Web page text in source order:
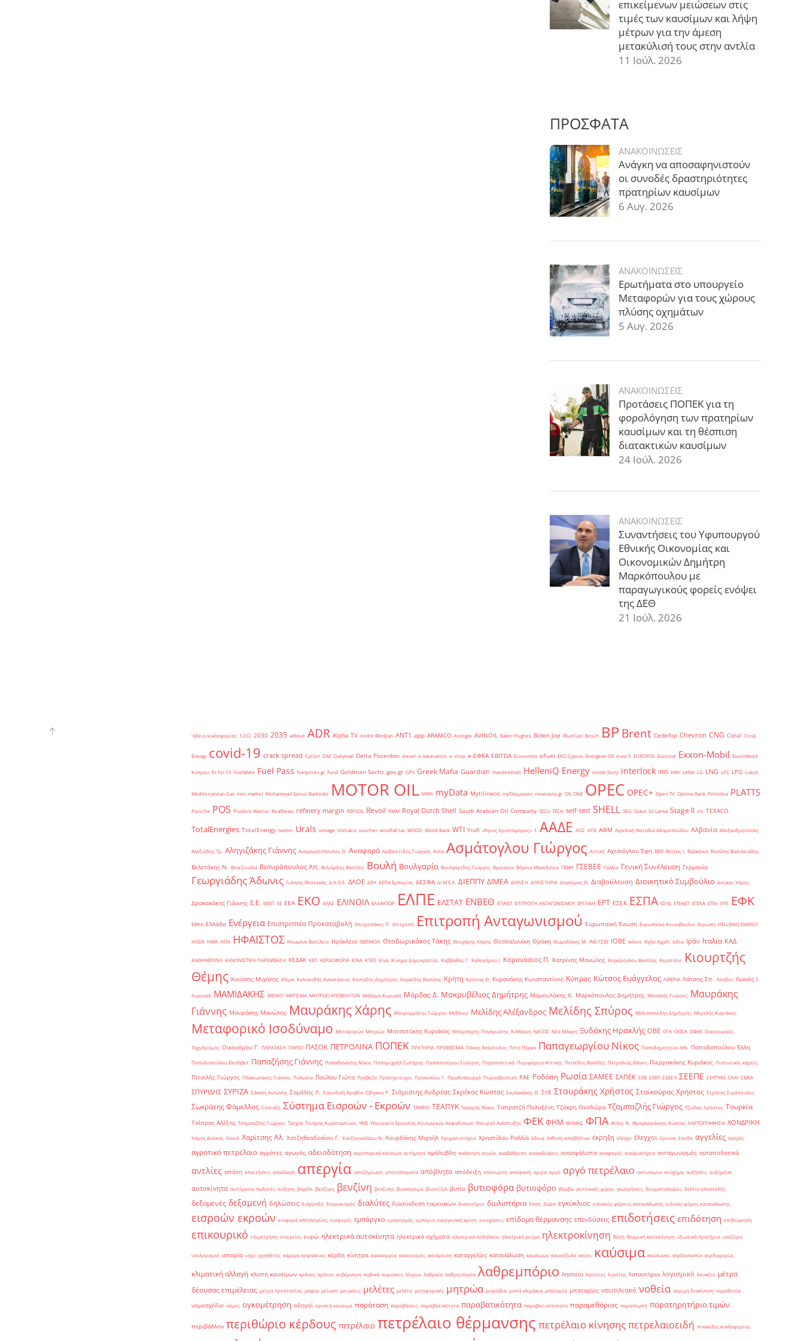
επικείμενων μειώσεων στις
τιμές των καυσίμων και λήψη
μέτρων για την άμεση
μετακύλισή τους στην αντλία
11 Ιούλ. 2026
ΠΡΟΣΦΑΤΑ
ΑΝΑΚΟΙΝΩΣΕΙΣ
Ανάγκη να αποσαφηνιστούν
οι συνοδές δραστηριότητες
πρατηρίων καυσίμων
6 Αυγ. 2026
ΑΝΑΚΟΙΝΩΣΕΙΣ
Ερωτήματα στο υπουργείο
Μεταφορών για τους χώρους
πλύσης οχημάτων
5 Αυγ. 2026
ΑΝΑΚΟΙΝΩΣΕΙΣ
Προτάσεις ΠΟΠΕΚ για τη
φορολόγηση των πρατηρίων
καυσίμων και τη θέσπιση
διατακτικών καυσίμων
24 Ιούλ. 2026
ΑΝΑΚΟΙΝΩΣΕΙΣ
Συναντήσεις του Υφυπουργού
Εθνικής Οικονομίας και
Οικονομικών Δημήτρη
Μαρκόπουλου με
παραγωγικούς φορείς ενόψει
της ΔΕΘ
21 Ιούλ. 2026
'άδεια κυκλοφορίας 1202 2030 2035 adblue ADR Alpha TV Andre Bledjian ANT1 app ARAMCO Autogas AVINOIL Baker Hughes Biden Joe BlueFuel Bosch BPBrent Cedefop Chevron CNG Coral Coral
Energy covid-19 crack spread Cyclon DAF Dailymail Delta Poseidon diesel e-katanalotis e-shop e-ΕΦΚΑ EBITDA Economist eFuel EKO Cyprus Energean Oil euro 5 EUROPOL Eurostat Exxon-Mobil ExxonMobil
Κύπρου fit for 55 FuelMate Fuel Pass fuelprices.gr fund Goldman Sachs gov.gr GPS Greek Mafia Guardian Handelsblatt HelleniQ Energy Inside Story interlock IRIS kWh LANA LG LNG LPC LPG Lukoil
Mediterranean Gas mini market Mohammad Sanusi Barkindo MOTOR OIL MWh myData Mytilineos myΘέρμανση newsauto.gr OIL ONE OPEC OPEC+ Open TV Optima Bank Petrolina PLATTS
Porsche POS Prudent Warrior RealNews refinery margin REPSOL Revoil RMM Royal Dutch Shell Saudi Arabian Oil Company SECU-TECH self-test SHELL SKG Sokol Sri Lanka Stage II sts TEXACO
TotalEnergies TotalEnergy twitter Urals vintage Viohalco voucher windfall tax WOOD World Bank WTI Yiufi «Άγιος Χριστόφορος» ΄1 ΑΑΔΕ ΑΟΖ ΑΠΕ ΑΦΜ Αγγελική Ναταλία Αδαμοπούλου Αλβανία Αλεξανδρούπολη
Αλεξιάδης Τρ. Αληγιζάκης Γιάννης Αναγνωστόπουλος Θ. Αναφορά Αρβανιτίδης Γιώργος Ασία Ασμάτογλου Γιώργος Αττική Αχτσιόγλου Έφη ΒΕΘ Βέττας Ι. Βαλκάνια Βασίλης Βασιλειάδης
Βελετάκης Ν. Βενεζουέλα Βεσυρόπουλος Απ. Βιλιάρδος Βασίλης Βουλή Βουλγαρία Βουλγαρίδης Γιώργος Βρετανία Βόρεια Μακεδονία ΓΕΜΗ ΓΣΕΒΕΕ Γαλλία Γενική Συνέλευση Γερμανία
Γεωργιάδης Άδωνις Γιάννης Θεοτοκάς Δ.Α.Ο.Ε. ΔΑΟΕ ΔΕΗ ΔΕΠΑ Εμπορίας ΔΕΣΦΑ ΔΙ.Μ.Ε.Α. ΔΙΕΠΠΥ ΔΙΜΕΑ ΔΙΥΛΙΣΗ ΔΙΥΛΙΣΤΗΡΙΑ Δαγούμας Θ. Διαβούλευση Διοικητικό Συμβούλιο Δούκας Χάρης
Δρακακάκης Γιάννης Ε.Ε. ΕΒΕΠ ΕΕ ΕΕΑ ΕΚΟ ΕΛΑΣ ΕΛΙΝΟΙΛ ΕΛΛΑΚΤΩΡ ΕΛΠΕ ΕΛΣΤΑΤ ΕΝΒΕΘ ΕΠΑΝΤ ΕΠΙΤΡΟΠΗ ΑΝΤΑΓΩΝΙΣΜΟΥ ΕΡΓΑΝΗ ΕΡΤ ΕΣΕΚ ΕΣΠΑ ΕΣΥΔ ΕΤΕΑΕΠ ΕΤΕΚΑ ΕΤΕπ ΕΥΠ ΕΦΚ
ΕΦΚΑ Ελλάδα Ενέργεια Επιστρεπτέα Προκαταβολή Επιτροπάκης Π. Επιτροπή Επιτροπή Ανταγωνισμού Ευρωπαϊκή Ένωση Ευρωπαϊκό Κοινοβούλιο Ευρώπη ΗELLENiQ ENERGY
ΗΛΕΙΑ ΗΜΑ ΗΠΑ ΗΦΑΙΣΤΟΣ Ηνωμένο Βασίλειο Ηράκλειο ΘΕΡΜΟΙΛ Θεοδωρικάκος Τάκης Θεοχάρης Χάρης Θεσσαλονίκη Θράκη Θωμαδάκης Μ. ΙΝΕ-ΓΣΕΕ ΙΟΒΕ Ικόνιο Ιλχάν Αχμέτ Ινδία Ιράν Ιταλία ΚΑΔ
ΚΑΘΗΜΕΡΙΝΗ ΚΑΝΟΝΙΣΤΙΚΗ ΠΑΡΕΜΒΑΣΗ ΚΕΔΑΚ ΚΕΠ ΚΕΡΔΟΦΟΡΙΑ ΚΙΝΑ ΚΤΕΟ Κίνα Κίνημα Δημοκρατίας Καββαθάς Γ. Καλογήρου Ι. Καρανάσιος Π. Κατρίνης Μανώλης Κεγκέρογλου Βασίλης Κερατσίνι
Κιουρτζής
Θέμης Κιούσης Μιχάλης Κλίμα Κολοκυθάς Αναστάσιος Κονταξής Δημήτρης Κορκίδης Βασίλης Κρήτη Κρίντας Θ. Κυρανάκης Κωνσταντίνος Κύπρος Κώτσος Ευάγγελος ΛΙΒΕΡΙΑ Λάτσης Σπ. Λέσβος Λιανός Ι.
Λιμενικό ΜΑΜΙΔΑΚΗΣ ΜΕΛΚΟ ΜΕΡΙΣΜΑ ΜΗΤΡΩΟ ΑΠΟΒΛΗΤΩΝ Μάλαμα Κυριακή Μάρδας Δ. Μακρυβέλιος Δημήτρης Μαμουλάκης Χ. Μαρκόπουλος Δημήτρης Μασαλής Γιώργος Μαυράκης
Γιάννης Μαυράκης Μανώλης Μαυράκης Χάρης Μαυρομμάτης Γιώργος Μεθάνιο Μελίδης Αλέξανδρος Μελίδης Σπύρος Μελισσανίδης Δημήτρης Μερελής Κυριάκος
Μεταφορικό Ισοδύναμο Μεταφορών Μητρώο Μητσοτάκης Κυριάκος Μπόμπορης Παναγιώτης Ν.Μάκρη ΝΑΞΟΣ Νέα Μάκρη Ξυδάκης Ηρακλής ΟΒΕ ΟΓΑ ΟΟΣΑ ΟΦΑΕ Οικονομικός
Ταχυδρόμος Οικονόμου Γ. ΠΑΡΑΤΑΣΗ ΠΑΡΙΣΙ ΠΑΣΟΚ ΠΕΤΡΟΛΙΝΑ ΠΟΠΕΚ ΠΡΑΤΗΡΙΑ ΠΡΟΘΕΣΜΙΑ Πάνας Απόστολος Πέτη Πέρκα Παπαγεωργίου Νίκος Παπαδημητρίου Μπ. Παπαδοπούλου Έλλη
Παπαδοπούλου Ελισάβετ Παπαζήσης Γιάννης Παπαθανάσης Νίκος Παπαμιχαήλ Σωτήρης Παπασταύρου Σταύρος Παραπολιτικά Περιφέρεια Αττικής Πετκίδης Βασίλης Πετραλιάς Θάνος Πιερρακάκης Κυριάκος Πιστωτικές κάρτες
Πιτσιλής Γιώργος Πλακιωτάκης Γιάννης Πολωνία Πούλου Γιώτα Πρέβεζα Πρατηριούχοι Προκοπίου Γ. Πρωθυπουργό Πυροσβεστική ΡΑΕ Ροδόπη Ρωσία ΣΑΜΕΕ ΣΑΠΕΚ ΣΕΒ ΣΕΒΤ ΣΕΔΕ ΙΙ ΣΕΕΠΕ ΣΕΥΠΥΚΕ ΣΚΑΙ ΣΜΕΑ
ΣΠΥΡΙΔΗΣ ΣΥΡΙΖΑ Σάκκος Αντώνης Σαμόλης Λ. Σαουδική Αραβία Σβίγκου Ρ. Σιάμισιης Ανδρέας Σκρέκας Κώστας Σκυλακάκης Θ. ΣτΕ Σταυράκης Χρήστος Σταϊκούρας Χρήστος Στράτος Σιμόπουλος
Σωκράτης Φάμελλος Σύνταξη Σύστημα Εισροών - Εκροών ΤΑΜΕΙΟ ΤΕΑΠΥΚ Ταγαράς Νίκος Ταπρατζή Πολυξένη Τζάκρη Θεοδώρα Τζαμπαζλής Γιώργος Τζιόλας Χρήστος Τουρκία
Τσίπρας Αλέξης Τσαμπαζλής Γιώργος Τσεχία Τσιάρας Κωνσταντίνος ΥΜΕ Υπουργείο Εργασίας Κοινωνικών Ασφαλίσεων Υπουργό Ανάπτυξης ΦΕΚ ΦΗΜ ΦΗΜΑΣ ΦΠΑ Φίλης Ν. Φραγκογιάννης Κώστας ΧΑΡΤΟΓΡΑΦΗΣΗ ΧΟΝΔΡΙΚΗ
Χάρης Δούκας Χανιά Χαρίτσης Αλ. Χατζηθεοδοσίου Γ. Χατζηνικολάου Ν. Χουρδάκης Μιχαήλ Χρηματιστήριο Χρηστίδου Ραλλία άδεια έκθεση αποβλήτων έκρηξη έλεγχο έλεγχοι έρευνα έσοδα αγγελίες αγορές
αγροτικό πετρέλαιο αγρότες αγωγός αδειοδότηση αεροπορικά καύσιμα αιτήματα αμόλυβδη ανάκτηση ατμών αναβάθμιση ανακαλύψεις ανασφάλιστα αναφορές αναψυκτήρια ανταγωνισμός ανταποδοτικά
αντλίες απάτη απαιτήσεις απαλλαγή απεργία αποζημίωση αποτελέσματα απόβλητα απόδειξη απόσυρση απόφαση αργία αργό αργό πετρέλαιο αστυνομία ατύχημα αυξήσεις αυξημένα
αυτοκίνητα αυτόματοι πωλητές αύξηση βαρέλι βενζίνες βενζίνη βενζίνης βιοκαύσιμα βιοντίζελ βυτίο βυτιοφόρα βυτιοφόρο βόμβα γειτονικές χώρες γεωτρήσεις δειγματοληψίες δελτίο αποστολής
δεξαμενές δεξαμενή δηλώσεις διάρρηξη διαγωνισμός διαλύτες διασύνδεση ταμειακών δικαστήριο διυλιστήρια δόση δώρα εγκύκλιος ειδικούς φόρους κατανάλωσης ειδικός φόρος κατανάλωσης
εισροών εκροών εισφορά αλληλεγγύης εισφορές εμπάργκο εμπρησμός εμπόριο ενεργειακή κρίση ενισχύσεις επίδομα θέρμανσης επενδύσεις επιδοτήσεις επιδότηση επιθεώρηση
επικουρικό επιμέτρηση εταιρείες ευρώ ηλεκτρικά αυτοκίνητα ηλεκτρικά οχήματα ηλεκτρικά ποδήλατα ηλεκτρικό ρεύμα ηλεκτροκίνηση θέση θερμική καταπόνηση ιδιωτικά πρατήρια ισοζύγιο
ισολογισμοί ιστορία ισχύ ιχνηθέτης κάμερα ασφαλείας κέρδη κίνητρα κακοκαιρία κανονισμός κατάρτιση καταγγελίες κατανάλωση καυσίμων καυσόξυλα καύσι καύσιμα καύσωνας κερδοσκοπία κερδοφορία
κλιματική αλλαγή κλοπή καυσίμων κράνος κράτος κυβέρνηση κυβικά κυρώσεις λίτρων λαθραία λαθρεμπορία λαθρεμπόριο ληστεία ληστείες λιγνίτης λιπαντήρια λογισμικό λουκέτο μέτρα
δέουσας επιμέλειας μέτρα προστασίας μαφία μείωση μειώσεις μελέτες μελέτη μεταφορικές μητρώα μικρόβια μικτά κλιμάκια μπαταρία μπαταρίες ναυτιλιακό νοθεία νομιμη διακίνηση νομοθεσία
νομοσχέδιο νόμος ογκομέτρηση οδηγοί ορυκτά καύσιμα παράταση παραβάσεις παραβάτικότητα παραβατικότητα παραβατικότητατα παραμεθόριος παραπομπή παρατηρητήριο τιμών
περιβάλλον περιθώριο κέρδους πετρέλαιο πετρέλαιο θέρμανσης πετρέλαιο κίνησηςπετρελαιοειδή πινακίδες κυκλοφορίας